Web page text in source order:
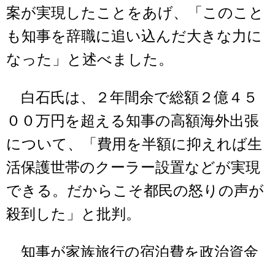
案が実現したことをあげ、「このこと
も知事を辞職に追い込んだ大きな力に
なった」と述べました。
白石氏は、２年間余で総額２億４５
００万円を超える知事の高額海外出張
について、「費用を半額に抑えれば生
活保護世帯のクーラー設置などが実現
できる。だからこそ都民の怒りの声が
殺到した」と批判。
知事が家族旅行の宿泊費を政治資金